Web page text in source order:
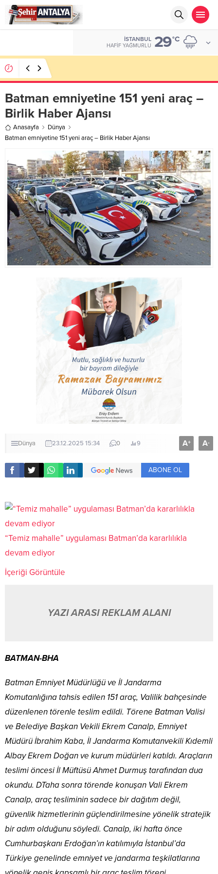
İSTANBUL
HAFIF YAĞMURLU 29°C
Batman emniyetine 151 yeni araç –
Birlik Haber Ajansı
Anasayfa
Dünya
Batman emniyetine 151 yeni araç – Birlik Haber Ajansı
Dünya 23.12.2025 15:34 0 9 A+ A-
ABONE OL
“Temiz mahalle” uygulaması Batman’da kararlılıkla
devam ediyor
İçeriği Görüntüle
YAZI ARASI REKLAM ALANI
BATMAN-BHA
Batman Emniyet Müdürlüğü ve İl Jandarma
Komutanlığına tahsis edilen 151 araç, Valilik bahçesinde
düzenlenen törenle teslim edildi. Törene Batman Valisi
ve Belediye Başkan Vekili Ekrem Canalp, Emniyet
Müdürü İbrahim Kaba, İl Jandarma Komutanvekili Kıdemli
Albay Ekrem Doğan ve kurum müdürleri katıldı. Araçların
teslimi öncesi İl Müftüsü Ahmet Durmuş tarafından dua
okundu. DTaha sonra törende konuşan Vali Ekrem
Canalp, araç tesliminin sadece bir dağıtım değil,
güvenlik hizmetlerinin güçlendirilmesine yönelik stratejik
bir adım olduğunu söyledi. Canalp, iki hafta önce
Cumhurbaşkanı Erdoğan’ın katılımıyla İstanbul’da
Türkiye genelinde emniyet ve jandarma teşkilatlarına